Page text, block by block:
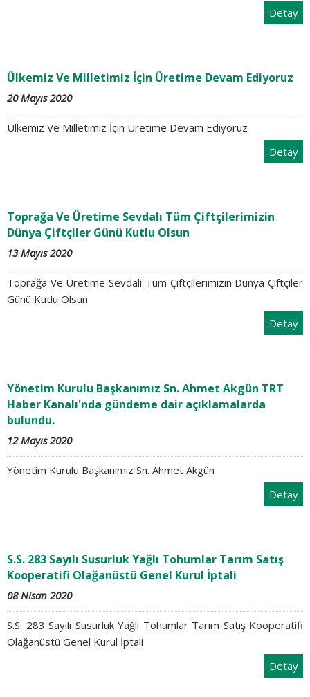
Detay
Ülkemiz Ve Milletimiz İçin Üretime Devam Ediyoruz
20 Mayıs 2020
Ülkemiz Ve Milletimiz İçin Üretime Devam Ediyoruz
Detay
Toprağa Ve Üretime Sevdalı Tüm Çiftçilerimizin
Dünya Çiftçiler Günü Kutlu Olsun
13 Mayıs 2020
Toprağa Ve Üretime Sevdalı Tüm Çiftçilerimizin Dünya Çiftçiler
Günü Kutlu Olsun
Detay
Yönetim Kurulu Başkanımız Sn. Ahmet Akgün TRT
Haber Kanalı'nda gündeme dair açıklamalarda
bulundu.
12 Mayıs 2020
Yönetim Kurulu Başkanımız Sn. Ahmet Akgün
Detay
S.S. 283 Sayılı Susurluk Yağlı Tohumlar Tarım Satış
Kooperatifi Olağanüstü Genel Kurul İptali
08 Nisan 2020
S.S. 283 Sayılı Susurluk Yağlı Tohumlar Tarım Satış Kooperatifi
Olağanüstü Genel Kurul İptali
Detay